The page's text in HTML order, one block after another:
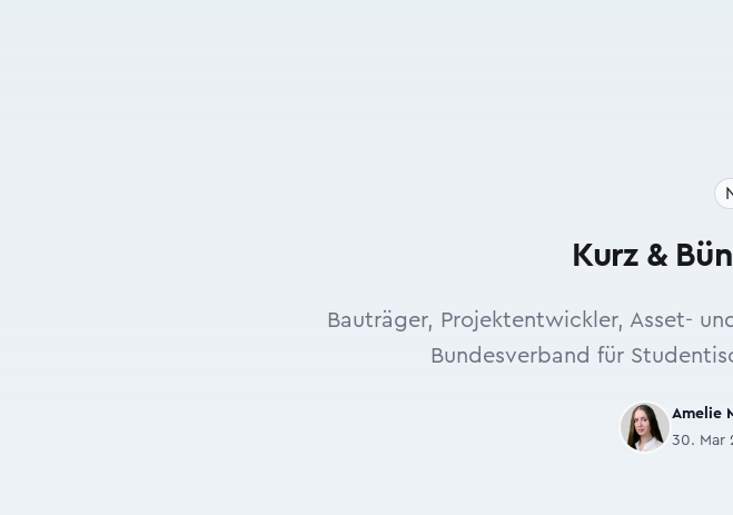
Kurz &
Bauträger, Projektentwickler, Asset-
Bundesverband für
Amelie
30. Mar